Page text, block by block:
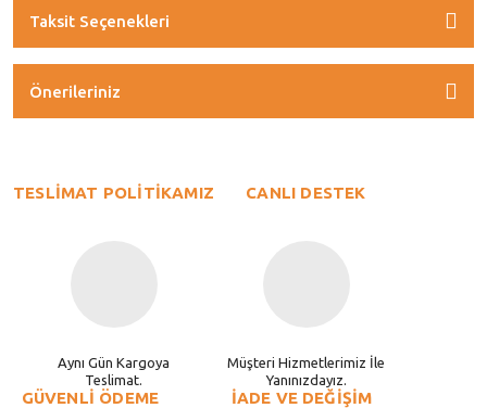
Taksit Seçenekleri
Önerileriniz
TESLİMAT POLİTİKAMIZ
Aynı Gün Kargoya
Teslimat.
CANLI DESTEK
Müşteri Hizmetlerimiz İle
Yanınızdayız.
GÜVENLİ ÖDEME İADE VE DEĞİŞİM